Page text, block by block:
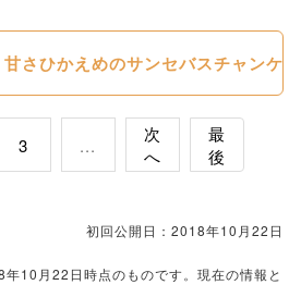
甘さひかえめのサンセバスチャンケ
3 ...
次
へ
最
後
初回公開日：2018年10月22日
10月22日時点のものです。現在の情報と